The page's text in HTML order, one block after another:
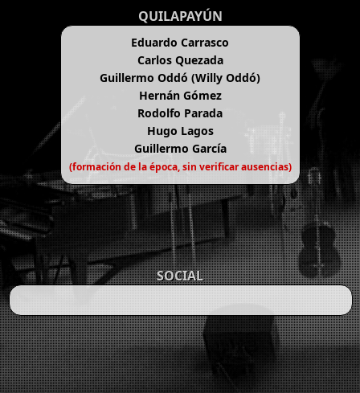
QUILAPAYÚN
Eduardo Carrasco
Carlos Quezada
Guillermo Oddó (Willy Oddó)
Hernán Gómez
Rodolfo Parada
Hugo Lagos
Guillermo García
(formación de la época, sin verificar ausencias)
SOCIAL